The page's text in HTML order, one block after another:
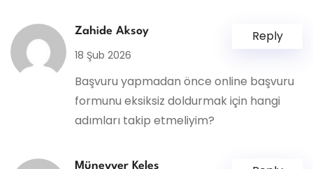
Zahide Aksoy
18 Şub 2026
Başvuru yapmadan önce online başvuru
formunu eksiksiz doldurmak için hangi
adımları takip etmeliyim?
Reply
Münevver Keleş